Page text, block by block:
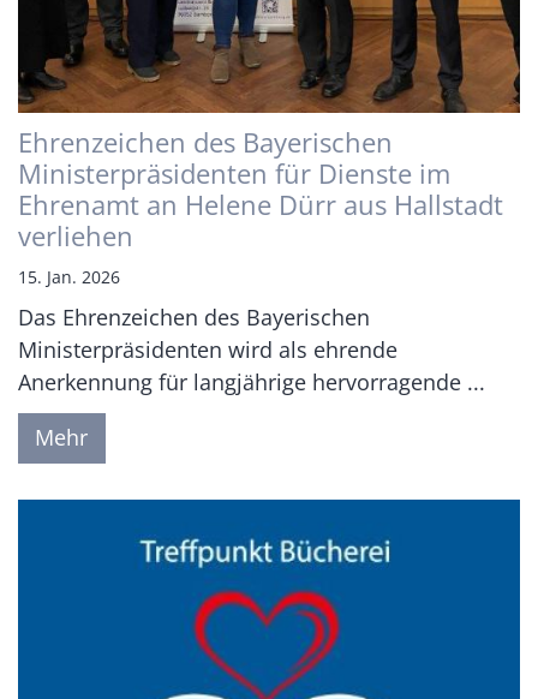
Ehrenzeichen des Bayerischen
Ministerpräsidenten für Dienste im
Ehrenamt an Helene Dürr aus Hallstadt
verliehen
15. Jan. 2026
Das Ehrenzeichen des Bayerischen
Ministerpräsidenten wird als ehrende
Anerkennung für langjährige hervorragende ...
Mehr